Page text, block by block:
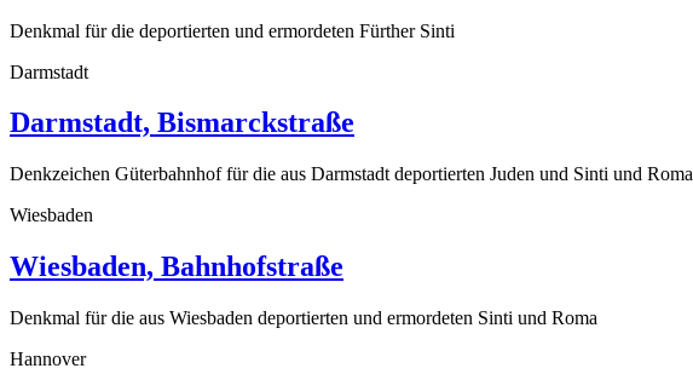
Denkmal für die deportierten und ermordeten Fürther Sinti
Darmstadt
Darmstadt, Bismarckstraße
Denkzeichen Güterbahnhof für die aus Darmstadt deportierten Juden und Sinti und Roma
Wiesbaden
Wiesbaden, Bahnhofstraße
Denkmal für die aus Wiesbaden deportierten und ermordeten Sinti und Roma
Hannover